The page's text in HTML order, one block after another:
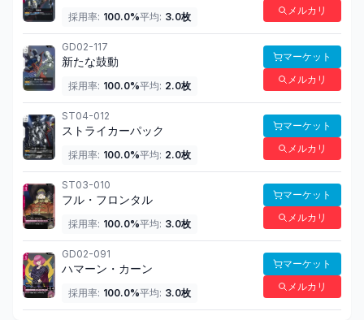
採用率: 100.0%平均: 3.0枚
メルカリ
GD02-117
新たな鼓動
採用率: 100.0%平均: 2.0枚
マーケット
メルカリ
ST04-012
ストライカーパック
採用率: 100.0%平均: 2.0枚
マーケット
メルカリ
ST03-010
フル・フロンタル
採用率: 100.0%平均: 3.0枚
マーケット
メルカリ
GD02-091
ハマーン・カーン
採用率: 100.0%平均: 3.0枚
マーケット
メルカリ